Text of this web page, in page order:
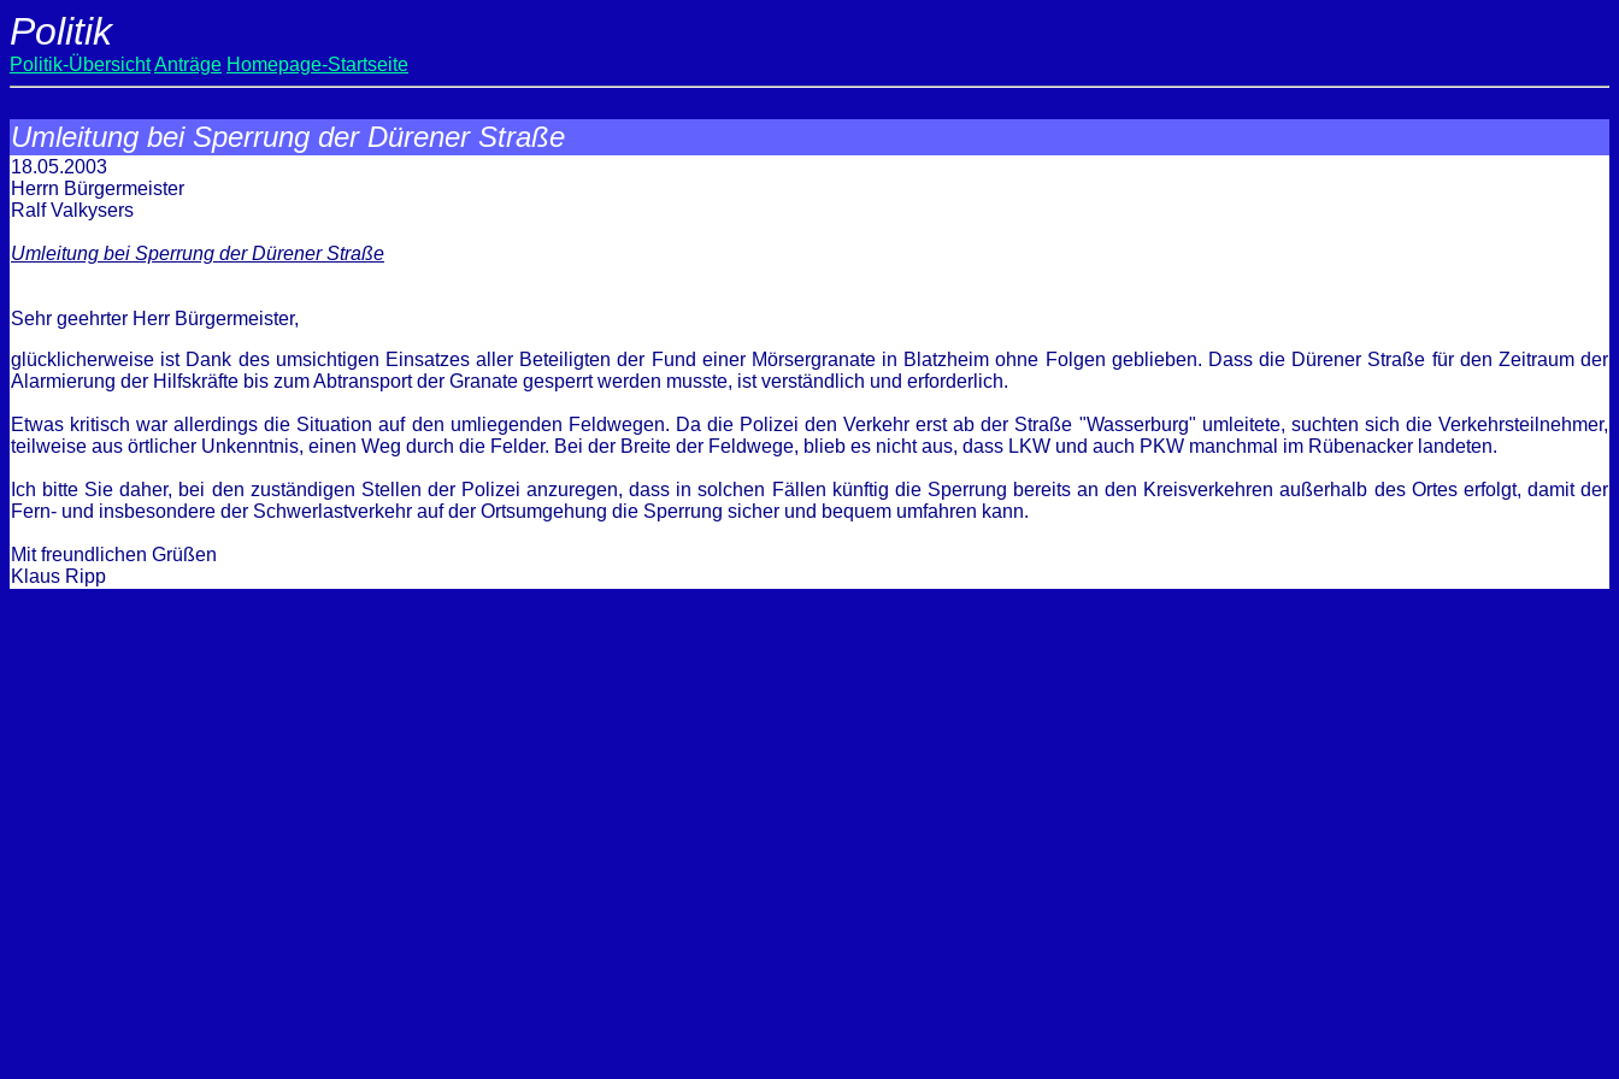
Politik
Politik-ÜbersichtAnträge Homepage-Startseite
Umleitung bei Sperrung der Dürener Straße
18.05.2003
Herrn Bürgermeister
Ralf Valkysers
Umleitung bei Sperrung der Dürener Straße
Sehr geehrter Herr Bürgermeister,
glücklicherweise ist Dank des umsichtigen Einsatzes aller Beteiligten der Fund einer Mörsergranate in Blatzheim ohne Folgen geblieben. Dass die Dürener Straße für den Zeitraum der
Alarmierung der Hilfskräfte bis zum Abtransport der Granate gesperrt werden musste, ist verständlich und erforderlich.
Etwas kritisch war allerdings die Situation auf den umliegenden Feldwegen. Da die Polizei den Verkehr erst ab der Straße "Wasserburg" umleitete, suchten sich die Verkehrsteilnehmer,
teilweise aus örtlicher Unkenntnis, einen Weg durch die Felder. Bei der Breite der Feldwege, blieb es nicht aus, dass LKW und auch PKW manchmal im Rübenacker landeten.
Ich bitte Sie daher, bei den zuständigen Stellen der Polizei anzuregen, dass in solchen Fällen künftig die Sperrung bereits an den Kreisverkehren außerhalb des Ortes erfolgt, damit der
Fern- und insbesondere der Schwerlastverkehr auf der Ortsumgehung die Sperrung sicher und bequem umfahren kann.
Mit freundlichen Grüßen
Klaus Ripp